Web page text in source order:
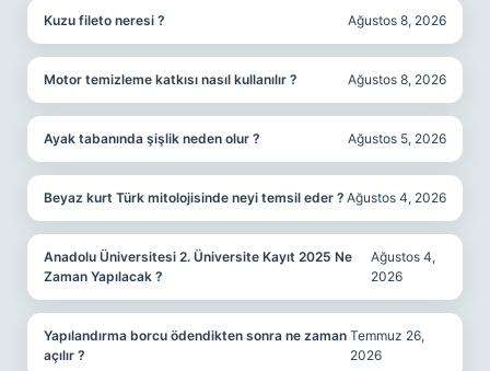
Kuzu fileto neresi ? Ağustos 8, 2026
Motor temizleme katkısı nasıl kullanılır ? Ağustos 8, 2026
Ayak tabanında şişlik neden olur ? Ağustos 5, 2026
Beyaz kurt Türk mitolojisinde neyi temsil eder ? Ağustos 4, 2026
Anadolu Üniversitesi 2. Üniversite Kayıt 2025 Ne
Zaman Yapılacak ?
Ağustos 4,
2026
Yapılandırma borcu ödendikten sonra ne zaman
açılır ?
Temmuz 26,
2026